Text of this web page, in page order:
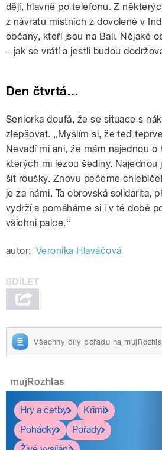
dějí, hlavně po telefonu. Z
z návratu místních z dovolené v
občany, kteří jsou na Bali. Nějaké
– jak se vrátí a jestli budou
Den čtvrtá…
Seniorka doufá, že se situace s
zlepšovat. „Myslím si, že teď
Nevadí mi ani, že mám najednou o
kterých mi lezou šediny. Najednou
šít roušky. Znovu pečeme
je za námi. Ta obrovská solidarita,
vydrží a pomáháme si i v té době
všichni palce.“
autor: Veronika Hlaváčová
Všechny díly pořadu na
mujRozhlas
Hry a četby
Krimi
Pohádky
Pořady